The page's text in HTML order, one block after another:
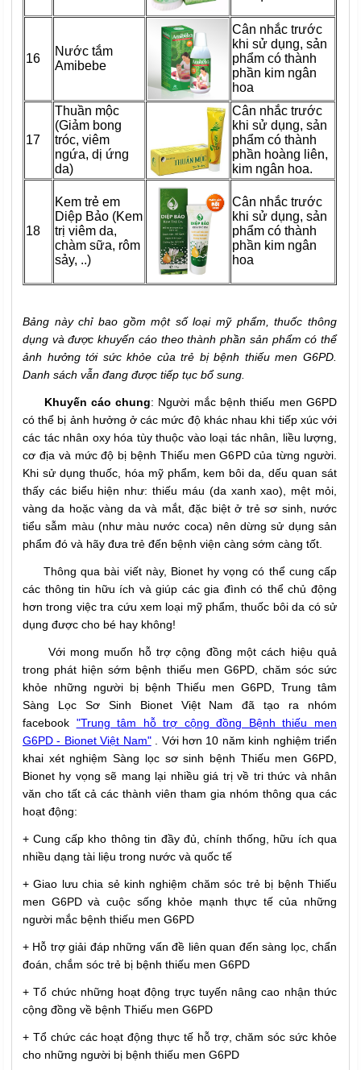
16
Nước tắm
Amibebe
Cân nhắc trước
khi sử dụng, sản
phẩm có thành
phần kim ngân
hoa
17
Thuần mộc
(Giảm bong
tróc, viêm
ngứa, dị ứng
da)
Cân nhắc trước
khi sử dụng, sản
phẩm có thành
phần hoàng liên,
kim ngân hoa.
18
Kem trẻ em
Diệp Bảo (Kem
trị viêm da,
chàm sữa, rôm
sảy, ..)
Cân nhắc trước
khi sử dụng, sản
phẩm có thành
phần kim ngân
hoa
Bảng này chỉ bao gồm một số loại mỹ phẩm, thuốc thông
dụng và được khuyến cáo theo thành phần sản phẩm có thể
ảnh hưởng tới sức khỏe của trẻ bị bệnh thiếu men G6PD.
Danh sách vẫn đang được tiếp tục bổ sung.
Khuyến cáo chung: Người mắc bệnh thiếu men G6PD
có thể bị ảnh hưởng ở các mức độ khác nhau khi tiếp xúc với
các tác nhân oxy hóa tùy thuộc vào loại tác nhân, liều lượng,
cơ địa và mức độ bị bệnh Thiếu men G6PD của từng người.
Khi sử dụng thuốc, hóa mỹ phẩm, kem bôi da, dếu quan sát
thấy các biểu hiện như: thiếu máu (da xanh xao), mệt mỏi,
vàng da hoặc vàng da và mắt, đặc biệt ở trẻ sơ sinh, nước
tiểu sẫm màu (như màu nước coca) nên dừng sử dụng sản
phẩm đó và hãy đưa trẻ đến bệnh viện càng sớm càng tốt.
Thông qua bài viết này, Bionet hy vọng có thể cung cấp
các thông tin hữu ích và giúp các gia đình có thể chủ động
hơn trong việc tra cứu xem loại mỹ phẩm, thuốc bôi da có sử
dụng được cho bé hay không!
Với mong muốn hỗ trợ cộng đồng một cách hiệu quả
trong phát hiện sớm bệnh thiếu men G6PD, chăm sóc sức
khỏe những người bị bệnh Thiếu men G6PD, Trung tâm
Sàng Lọc Sơ Sinh Bionet Việt Nam đã tạo ra nhóm
facebook "Trung tâm hỗ trợ cộng đồng Bệnh thiếu men
G6PD - Bionet Việt Nam". Với hơn 10 năm kinh nghiệm triển
khai xét nghiệm Sàng lọc sơ sinh bệnh Thiếu men G6PD,
Bionet hy vọng sẽ mang lại nhiều giá trị về tri thức và nhân
văn cho tất cả các thành viên tham gia nhóm thông qua các
hoạt động:
+ Cung cấp kho thông tin đầy đủ, chính thống, hữu ích qua
nhiều dạng tài liệu trong nước và quốc tế
+ Giao lưu chia sẻ kinh nghiệm chăm sóc trẻ bị bệnh Thiếu
men G6PD và cuộc sống khỏe mạnh thực tế của những
người mắc bệnh thiếu men G6PD
+ Hỗ trợ giải đáp những vấn đề liên quan đến sàng lọc, chẩn
đoán, chắm sóc trẻ bị bệnh thiếu men G6PD
+ Tổ chức những hoạt động trực tuyến nâng cao nhận thức
cộng đồng về bệnh Thiếu men G6PD
+ Tổ chức các hoạt động thực tế hỗ trợ, chăm sóc sức khỏe
cho những người bị bệnh thiếu men G6PD